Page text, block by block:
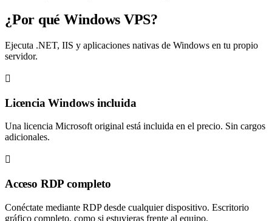
¿Por qué Windows VPS?
Ejecuta .NET, IIS y aplicaciones nativas de Windows en tu propio
servidor.
Licencia Windows incluida
Una licencia Microsoft original está incluida en el precio. Sin cargos
adicionales.
Acceso RDP completo
Conéctate mediante RDP desde cualquier dispositivo. Escritorio
gráfico completo, como si estuvieras frente al equipo.